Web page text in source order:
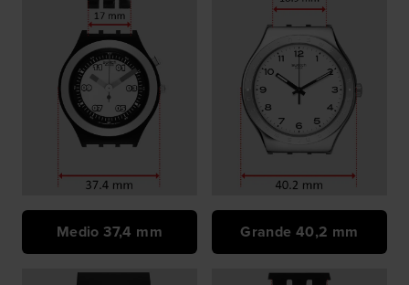
Medio 37,4 mm Grande 40,2 mm